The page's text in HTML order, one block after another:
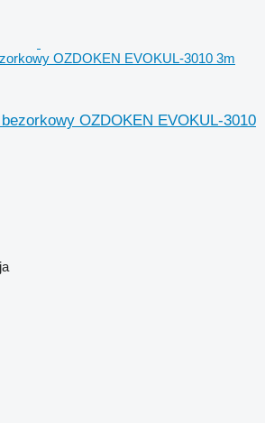
OZDOKEN EVOKUL-3010 3m
OZDOKEN EVOKUL-3010